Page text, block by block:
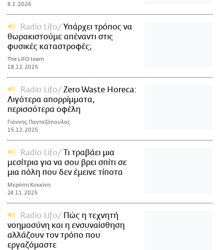
8.1.2026
Radio Lifo
Υπάρχει τρόπος να
θωρακιστούμε απέναντι στις
φυσικές καταστροφές;
The LiFO team
18.12.2025
Radio Lifo
Zero Waste Horeca:
Λιγότερα απορρίμματα,
περισσότερα οφέλη
Γιάννης Πανταζόπουλος
15.12.2025
Radio Lifo
Τι τραβάει μια
μεσίτρια για να σου βρει σπίτι σε
μια πόλη που δεν έμεινε τίποτα
Μερόπη Κοκκίνη
24.11.2025
Radio Lifo
Πώς η τεχνητή
νοημοσύνη και η ενσυναίσθηση
αλλάζουν τον τρόπο που
εργαζόμαστε